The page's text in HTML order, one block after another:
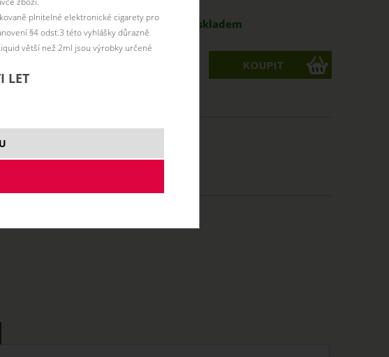
10 ml
199 Kč skladem
plnitelné elektronické cigarety pro
§4 odst.3 této vyhlášky důrazně
větší než 2ml jsou výrobky určené
LET